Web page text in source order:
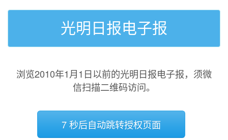
光明日报电子报
浏览2010年1月1日以前的光明日报电子报，须微
信扫描二维码访问。
7 秒后自动跳转授权页面